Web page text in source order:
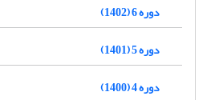
دوره 6 (1402)
دوره 5 (1401)
دوره 4 (1400)